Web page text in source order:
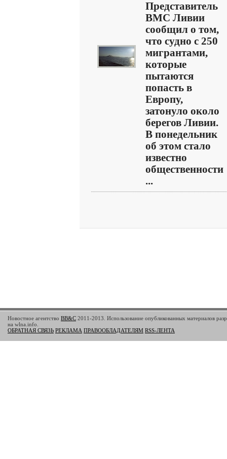
Представитель
ВМС Ливии
сообщил о том,
что судно с 250
мигрантами,
которые
пытаются
попасть в
Европу,
затонуло около
берегов Ливии.
В понедельник
об этом стало
известно
общественности
...
Новостное агентство BB&C 2011-2013. Использование опубликованных материалов
на wlna.info.
ОБРАТНАЯ СВЯЗЬ РЕКЛАМА ПРАВООБЛАДАТЕЛЯМ RSS-ЛЕНТА